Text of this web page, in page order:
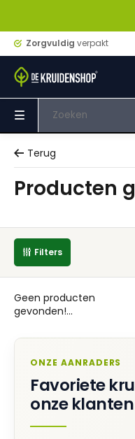
Zorgvuldig verpakt
Terug
Producten
Filters
Geen producten
gevonden!...
ONZE AANRADERS
Favoriete
onze klanten